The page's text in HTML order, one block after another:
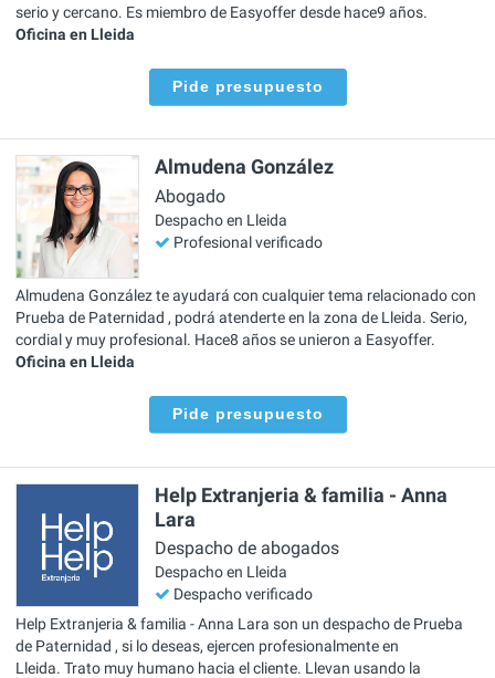
serio y cercano. Es miembro de Easyoffer desde hace9 años.
Oficina en Lleida
Pide presupuesto
Almudena González
Abogado
Despacho en Lleida
Profesional verificado
Almudena González te ayudará con cualquier tema relacionado con
Prueba de Paternidad , podrá atenderte en la zona de Lleida. Serio,
cordial y muy profesional. Hace8 años se unieron a Easyoffer.
Oficina en Lleida
Pide presupuesto
Help Extranjeria & familia - Anna
Lara
Despacho de abogados
Despacho en Lleida
Despacho verificado
Help Extranjeria & familia - Anna Lara son un despacho de Prueba
de Paternidad , si lo deseas, ejercen profesionalmente en
Lleida. Trato muy humano hacia el cliente. Llevan usando la